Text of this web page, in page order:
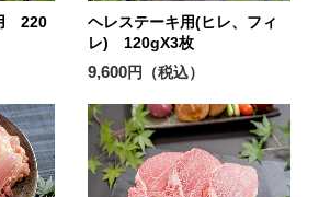
220
ヘレステーキ用(ヒレ、フィ
レ) 120gX3枚
9,600円（税込）